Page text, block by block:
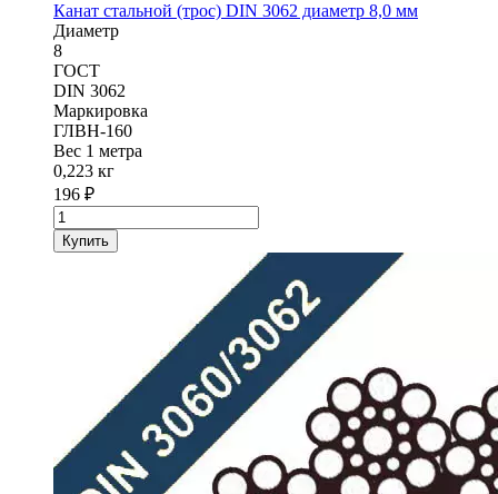
Канат стальной (трос) DIN 3062 диаметр 8,0 мм
Диаметр
8
ГОСТ
DIN 3062
Маркировка
ГЛВН-160
Вес 1 метра
0,223 кг
196 ₽
Количество
товара
Канат
Купить